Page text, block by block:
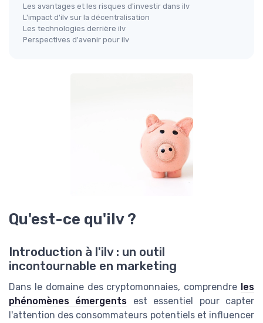
Les avantages et les risques d'investir dans ilv
L'impact d'ilv sur la décentralisation
Les technologies derrière ilv
Perspectives d'avenir pour ilv
Qu'est-ce qu'ilv ?
Introduction à l'ilv : un outil
incontournable en marketing
Dans le domaine des cryptomonnaies, comprendre les
phénomènes émergents est essentiel pour capter
l'attention des consommateurs potentiels et influencer